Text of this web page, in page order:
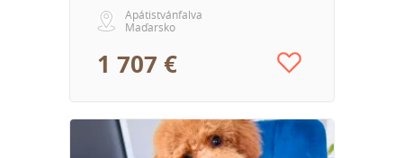
Apátistvánfalva
Maďarsko
1 707 €